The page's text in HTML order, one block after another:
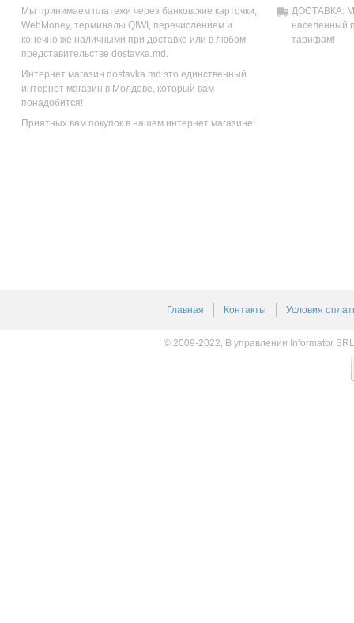
Мы принимаем платежи через банковские карточки,
WebMoney, терминалы QIWI, перечислением и
конечно же наличными при доставке или в любом
представительстве dostavka.md.
Интернет магазин dostavka.md это единственный
интернет магазин в Молдове, который вам
понадобится!
Приятных вам покупок в нашем интернет магазине!
ДОСТАВКА:
населенный
тарифам!
Главная Контакты Условия
© 2009-2022, В управлении Informator SRL